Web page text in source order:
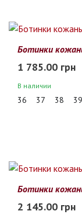
Ботинки
1 785.00 грн
В наличии
36 37 38 39
Ботинки
2 145.00 грн